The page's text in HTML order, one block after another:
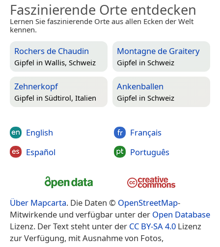
Faszinierende Orte entdecken
Lernen Sie faszinierende Orte aus allen Ecken der Welt
kennen.
Rochers de Chaudin
Gipfel in Wallis, Schweiz
Montagne de Graitery
Gipfel in Schweiz
Zehnerkopf
Gipfel in Südtirol, Italien
Ankenballen
Gipfel in Schweiz
English
Español
Français
Português
Über Mapcarta. Die Daten © OpenStreetMap-
Mitwirkende und verfügbar unter der Open Database
Lizenz. Der Text steht unter der CC BY-SA 4.0 Lizenz
zur Verfügung, mit Ausnahme von Fotos,